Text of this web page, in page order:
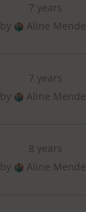
7 years
by
Aline
7 years
by
Aline
8 years
by
Aline